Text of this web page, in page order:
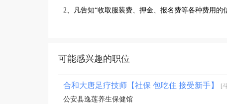
2、凡告知“收取服装费、押金、报名费等各种费用的
可能感兴趣的职位
合和大唐足疗技师【社保 包吃住 接受新手】 [
公安县逸莲养生保健馆